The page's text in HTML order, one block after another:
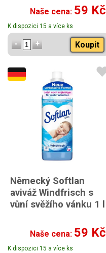
Naše cena: 59 Kč
K dispozici 15 a více ks
Koupit
Německý Softlan
aviváž Windfrisch s
vůní svěžího vánku 1 l
Naše cena: 59 Kč
K dispozici 15 a více ks